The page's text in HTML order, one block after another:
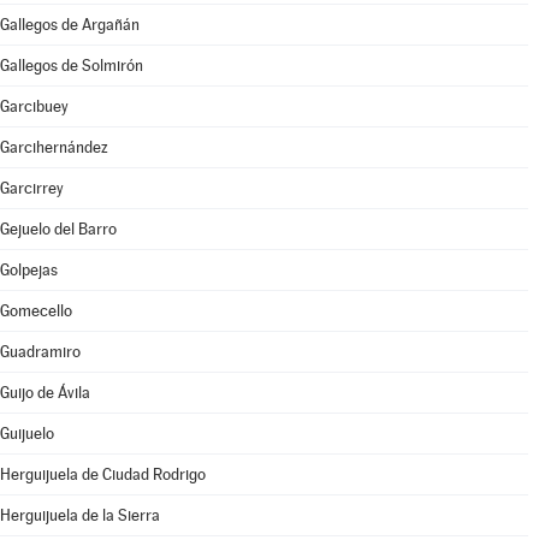
Gallegos de Argañán
Gallegos de Solmirón
Garcibuey
Garcihernández
Garcirrey
Gejuelo del Barro
Golpejas
Gomecello
Guadramiro
Guijo de Ávila
Guijuelo
Herguijuela de Ciudad Rodrigo
Herguijuela de la Sierra